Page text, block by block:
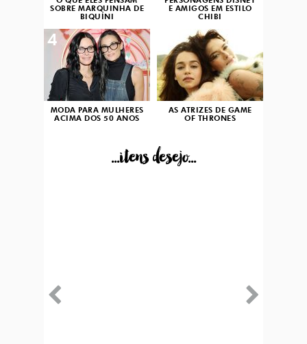
SOBRE MARQUINHA DE
BIQUÍNI
E AMIGOS EM ESTILO
CHIBI
MODA PARA MULHERES
ACIMA DOS 50 ANOS
4
AS ATRIZES DE GAME
OF THRONES
...itens desejo...